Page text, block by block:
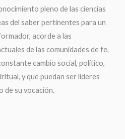
pleno de las ciencias
del saber pertinentes para un
acorde a las
de las comunidades de fe,
cambio social, político,
y que puedan ser líderes
de su vocación.